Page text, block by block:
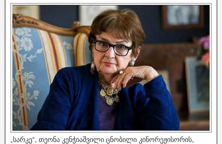
„სარკე“, თეონა კენჭიაშვილი ცნობილი კინორეჟისორის,